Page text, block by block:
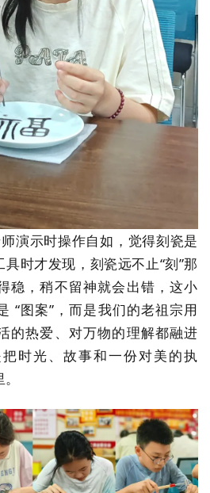
演示时操作自如，觉得刻瓷是
时才发现，刻瓷远不止“刻”那
稳，稍不留神就会出错，这小
“图案”，而是我们的老祖宗用
的热爱、对万物的理解都融进
时光、故事和一份对美的执